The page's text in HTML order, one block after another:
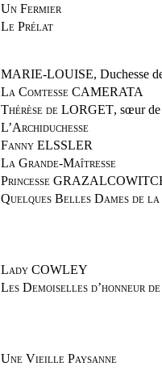
Un Fermier
Le Prélat
MARIE-LOUISE, Duchesse
La Comtesse CAMERATA
Thérèse de LORGET, sœur
L’Archiduchesse
Fanny ELSSLER
La Grande-Maîtresse
Princesse
Quelques Belles Dames de
Lady COWLEY
Les Demoiselles d’honneur
Une Vieille Paysanne